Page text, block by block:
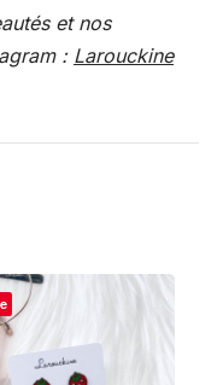
et nos
: Larouckine